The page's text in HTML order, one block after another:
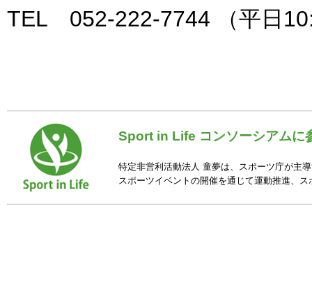
TEL 052-222-7744 （平日
Sport in Life コンソーシアムに
特定非営利活動法人 童夢は、スポーツ庁が主
スポーツイベントの開催を通じて運動推進、